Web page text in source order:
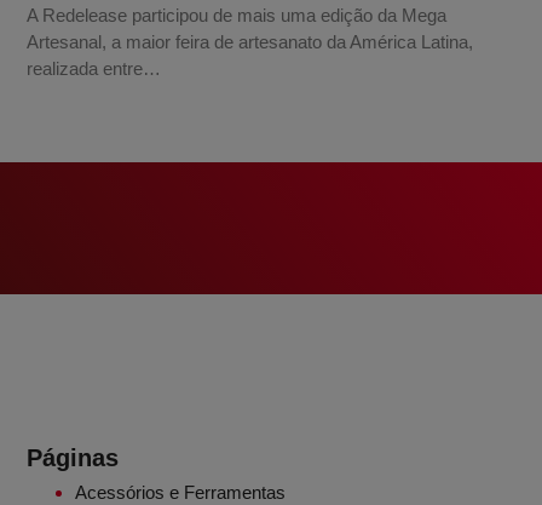
A Redelease participou de mais uma edição da Mega
Artesanal, a maior feira de artesanato da América Latina,
realizada entre…
Páginas
Acessórios e Ferramentas